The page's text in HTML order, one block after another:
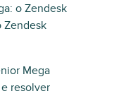
o Zendesk
Zendesk
Mega
resolver